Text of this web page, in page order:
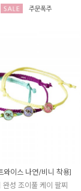
와이스 나연/비니 착용]
완성 조이풀 케이 팔찌